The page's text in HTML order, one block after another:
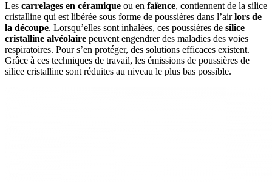
Les carrelages en céramique ou en faïence, contiennent de la silice
cristalline qui est libérée sous forme de poussières dans l’airlors de
la découpe. Lorsqu’elles sont inhalées, ces poussières de silice
cristalline alvéolaire peuvent engendrer des maladies des voies
respiratoires. Pour s’en protéger, des solutions efficaces existent.
Grâce à ces techniques de travail, les émissions de poussières de
silice cristalline sont réduites au niveau le plus bas possible.